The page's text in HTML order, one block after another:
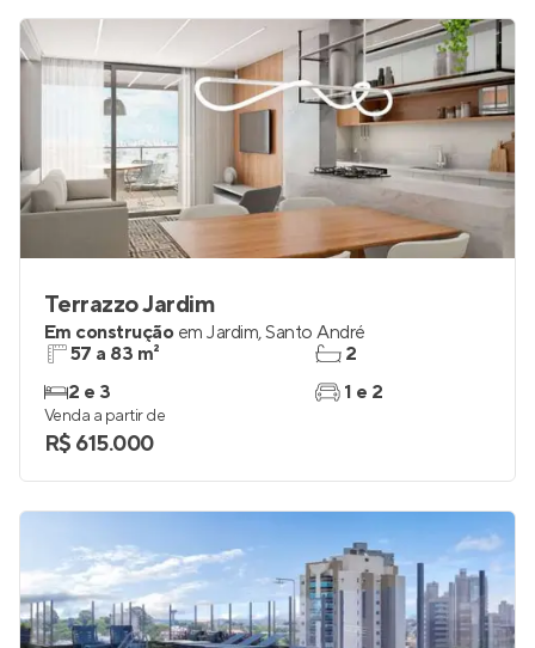
Terrazzo Jardim
Em construção em Jardim,Santo André
57 a 83 m²
2 e 3
2
1 e 2
Venda a partir de
R$ 615.000